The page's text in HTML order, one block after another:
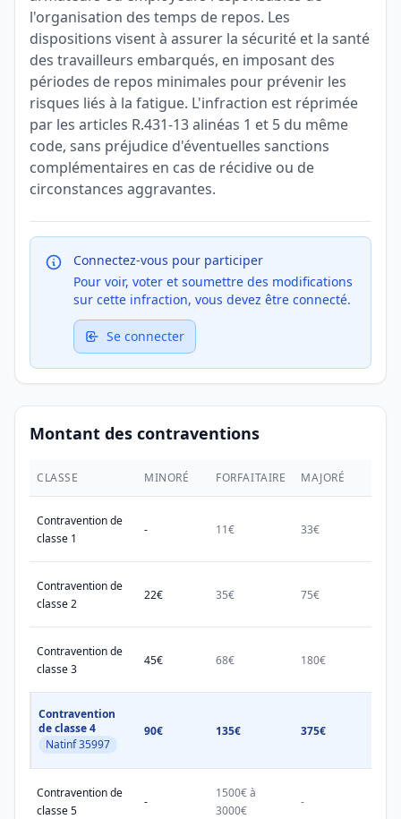
l'organisation des temps de repos. Les
dispositions visent à assurer la sécurité et la santé
des travailleurs embarqués, en imposant des
périodes de repos minimales pour prévenir les
risques liés à la fatigue. L'infraction est réprimée
par les articles R.431-13 alinéas 1 et 5 du même
code, sans préjudice d'éventuelles sanctions
complémentaires en cas de récidive ou de
circonstances aggravantes.
Connectez-vous pour participer
Pour voir, voter et soumettre des modifications
sur cette infraction, vous devez être connecté.
Se connecter
Montant des contraventions
CLASSE MINORÉ FORFAITAIRE MAJORÉ
Contravention de
classe 1
- 11€ 33€
Contravention de
classe 2
22€ 35€ 75€
Contravention de
classe 3
45€ 68€ 180€
Contravention
de classe 4
Natinf 35997
90€ 135€ 375€
Contravention de
classe 5
-
1500€ à
3000€
-